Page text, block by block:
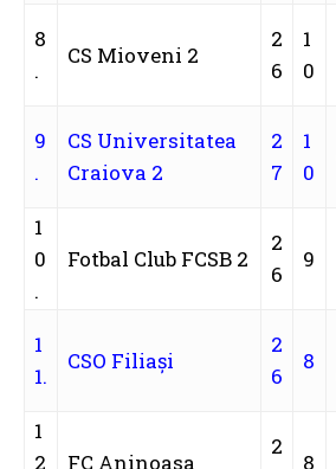
8
.
CS Mioveni 2
2
6
1
0
9
.
CS Universitatea
Craiova 2
2
7
1
0
1
0
.
Fotbal Club FCSB 2
2
6
9
1
1.
CSO Filiaşi
2
6
8
1
2
FC Aninoasa
2
8